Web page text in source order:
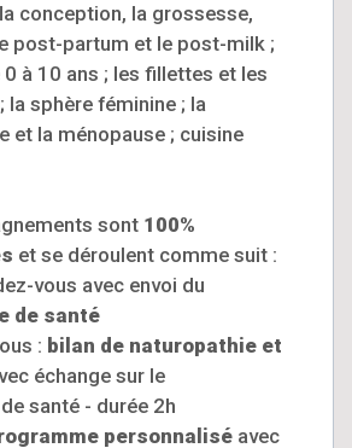
conception, la grossesse,
post-partum et le post-milk ;
à 10 ans ; les fillettes et les
la sphère féminine ; la
et la ménopause ; cuisine
sont 100%
et se déroulent comme suit :
vous avec envoi du
de santé
: bilan de naturopathie et
échange sur le
santé - durée 2h
personnalisé avec